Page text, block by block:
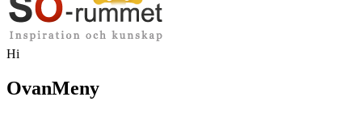
Hi
OvanMeny